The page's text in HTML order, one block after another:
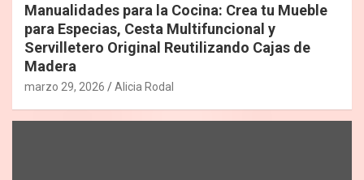
Manualidades para la Cocina: Crea tu Mueble
para Especias, Cesta Multifuncional y
Servilletero Original Reutilizando Cajas de
Madera
marzo 29, 2026 Alicia Rodal